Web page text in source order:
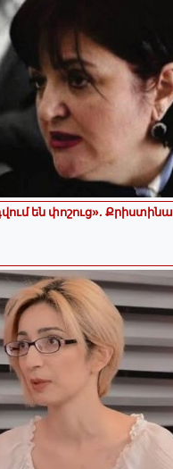
են փոշուց»․ Քրիստինա